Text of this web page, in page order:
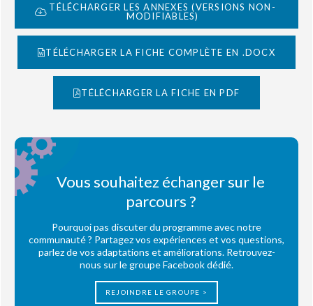
TÉLÉCHARGER LES ANNEXES (VERSIONS NON-
MODIFIABLES)
TÉLÉCHARGER LA FICHE COMPLÈTE EN .DOCX
TÉLÉCHARGER LA FICHE EN PDF
Vous souhaitez échanger sur le
parcours ?
Pourquoi pas discuter du programme avec notre
communauté ? Partagez vos expériences et vos questions,
parlez de vos adaptations et améliorations. Retrouvez-
nous sur le groupe Facebook dédié.
REJOINDRE LE GROUPE >